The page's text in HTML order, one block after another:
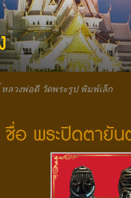
ลวงพ่อดี วัดพระรูป พิมพ์เล็ก
ชื่อ พระปิดตายั